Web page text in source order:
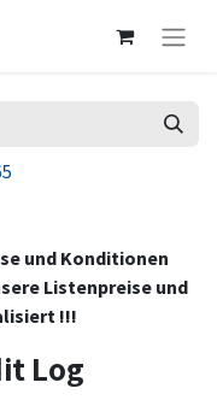
und Konditionen
Listenpreise und
!!!
Log